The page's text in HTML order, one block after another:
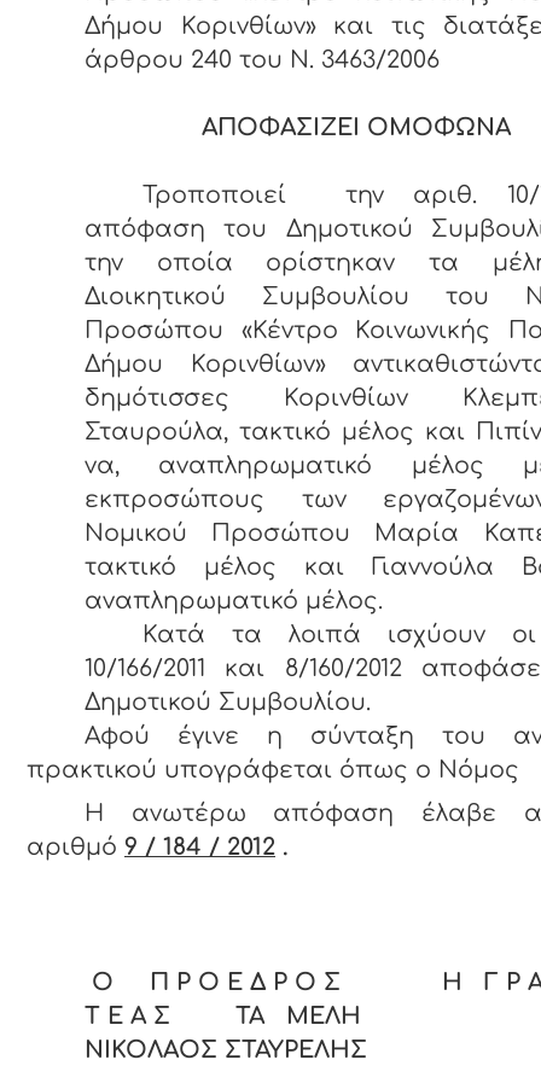
Δήμου Κορινθίων» και τις
άρθρου 240 του Ν. 3463/2006
ΑΠΟΦΑΣΙΖΕΙ ΟΜΟΦΩΝΑ
Τροποποιεί την αριθ. 10/
απόφαση του Δημοτικού
την οποία ορίστηκαν τα
Διοικητικού Συμβουλίου του
Προσώπου «Κέντρο Κοινωνικής
Δήμου Κορινθίων»
δημότισσες Κορινθίων
Σταυρούλα, τακτικό μέλος και
να, αναπληρωματικό μέλος
εκπροσώπους των
Νομικού Προσώπου Μαρία
τακτικό μέλος και Γιαννούλα
αναπληρωματικό μέλος.
Κατά τα λοιπά ισχύουν
10/166/2011 και 8/160/2012
Δημοτικού Συμβουλίου.
Αφού έγινε η σύνταξη του
πρακτικού υπογράφεται όπως ο Νόμος
Η ανωτέρω απόφαση έλαβε
αριθμό 9 / 184 / 2012 .
Ο Π Ρ Ο Ε Δ Ρ Ο Σ Η Γ Ρ Α
Τ Ε Α Σ ΤΑ ΜΕΛΗ
ΝΙΚΟΛΑΟΣ ΣΤΑΥΡΕΛΗΣ